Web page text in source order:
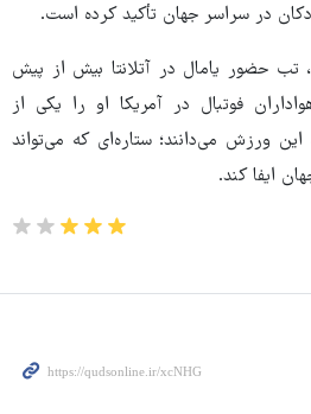
در سراسر جهان تأکید کرده است.
تب حضور یامال در آتلانتا بیش از پیش
فوتبال در آمریکا او را یکی از
ورزش می‌دانند؛ ستاره‌ای که می‌تواند
ایفا کند.